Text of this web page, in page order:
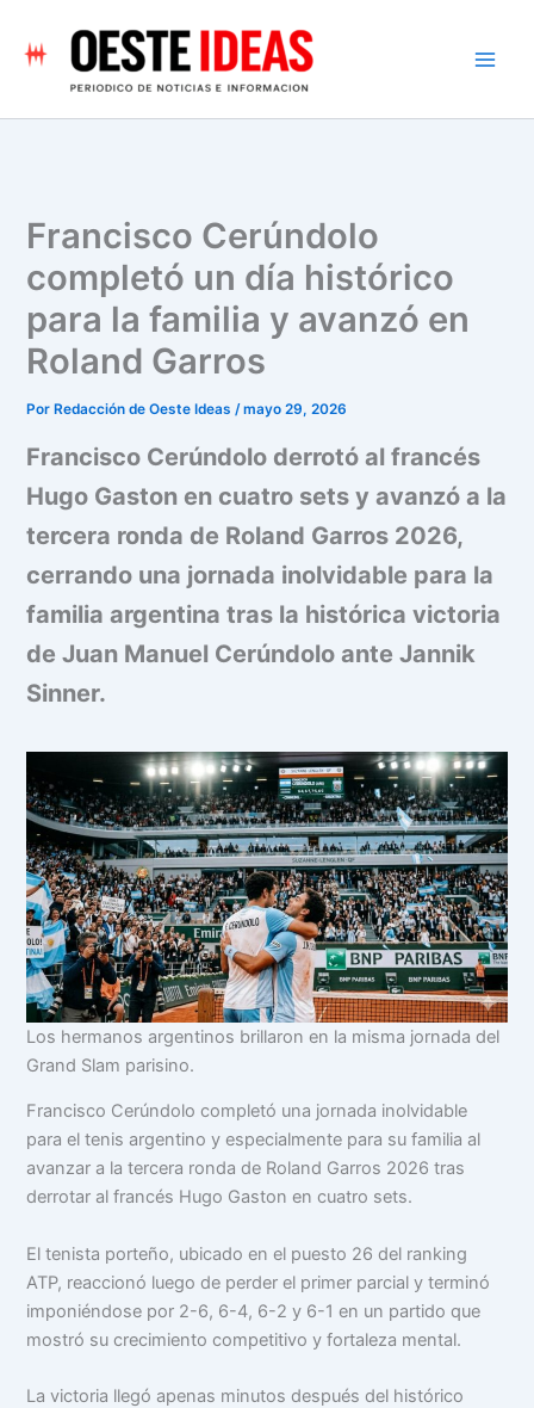
contenido
Francisco Cerúndolo
completó un día histórico
para la familia y avanzó en
Roland Garros
Por Redacción de Oeste Ideas/mayo 29, 2026
Francisco Cerúndolo derrotó al francés
Hugo Gaston en cuatro sets y avanzó a la
tercera ronda de Roland Garros 2026,
cerrando una jornada inolvidable para la
familia argentina tras la histórica victoria
de Juan Manuel Cerúndolo ante Jannik
Sinner.
Los hermanos argentinos brillaron en la misma jornada del
Grand Slam parisino.
Francisco Cerúndolo completó una jornada inolvidable
para el tenis argentino y especialmente para su familia al
avanzar a la tercera ronda de Roland Garros 2026 tras
derrotar al francés Hugo Gaston en cuatro sets.
El tenista porteño, ubicado en el puesto 26 del ranking
ATP, reaccionó luego de perder el primer parcial y terminó
imponiéndose por 2-6, 6-4, 6-2 y 6-1 en un partido que
mostró su crecimiento competitivo y fortaleza mental.
La victoria llegó apenas minutos después del histórico